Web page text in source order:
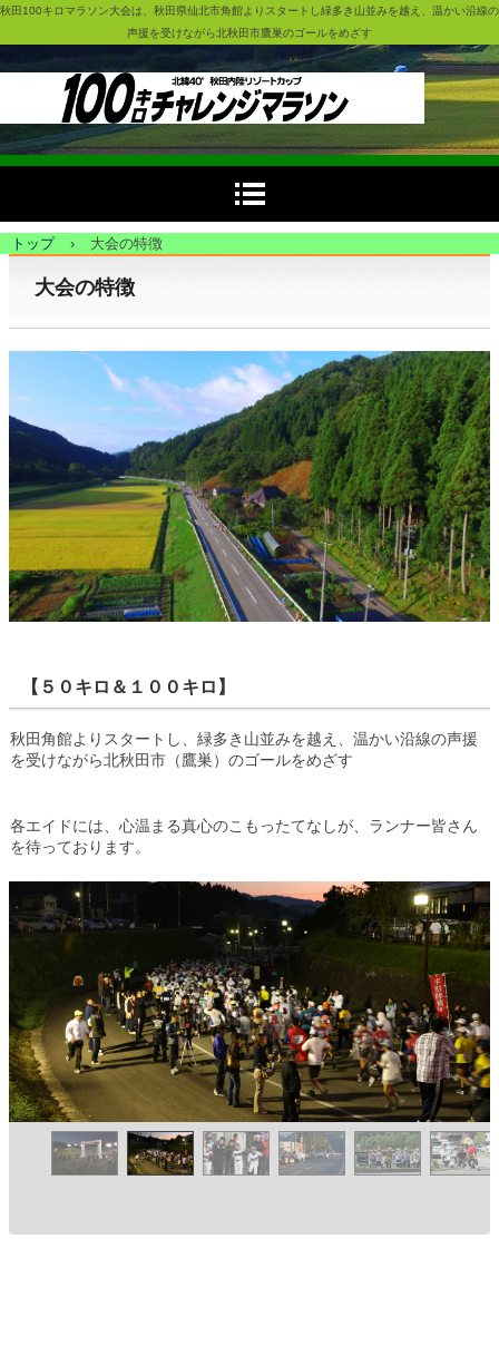
秋田100キロマラソン大会は、秋田県仙北市角館よりスタートし緑多き山並みを越え、温かい沿線の
声援を受けながら北秋田市鷹巣のゴールをめざす
トップ › 大会の特徴
大会の特徴
【５０キロ＆１００キロ】
秋田角館よりスタートし、緑多き山並みを越え、温かい沿線の声援
を受けながら北秋田市（鷹巣）のゴールをめざす
各エイドには、心温まる真心のこもったてなしが、ランナー皆さん
を待っております。